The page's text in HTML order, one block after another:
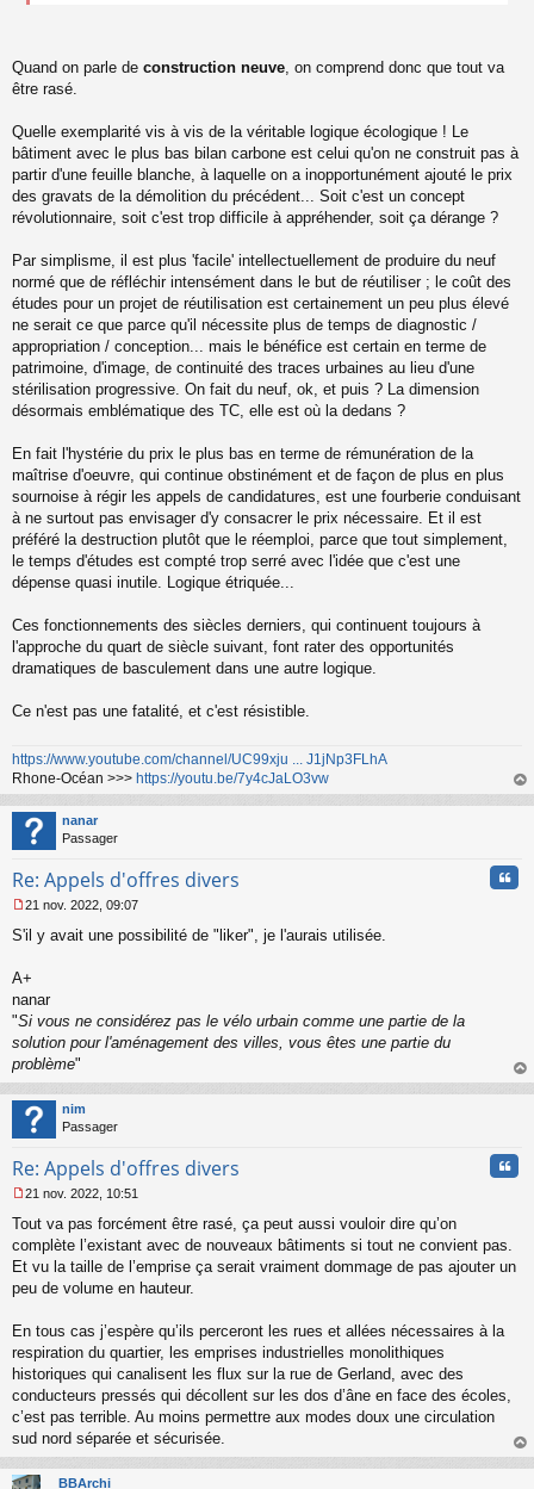
Quand on parle de construction neuve, on comprend donc que tout va
être rasé.
Quelle exemplarité vis à vis de la véritable logique écologique ! Le
bâtiment avec le plus bas bilan carbone est celui qu'on ne construit pas à
partir d'une feuille blanche, à laquelle on a inopportunément ajouté le prix
des gravats de la démolition du précédent... Soit c'est un concept
révolutionnaire, soit c'est trop difficile à appréhender, soit ça dérange ?
Par simplisme, il est plus 'facile' intellectuellement de produire du neuf
normé que de réfléchir intensément dans le but de réutiliser ; le coût des
études pour un projet de réutilisation est certainement un peu plus élevé
ne serait ce que parce qu'il nécessite plus de temps de diagnostic /
appropriation / conception... mais le bénéfice est certain en terme de
patrimoine, d'image, de continuité des traces urbaines au lieu d'une
stérilisation progressive. On fait du neuf, ok, et puis ? La dimension
désormais emblématique des TC, elle est où la dedans ?
En fait l'hystérie du prix le plus bas en terme de rémunération de la
maîtrise d'oeuvre, qui continue obstinément et de façon de plus en plus
sournoise à régir les appels de candidatures, est une fourberie conduisant
à ne surtout pas envisager d'y consacrer le prix nécessaire. Et il est
préféré la destruction plutôt que le réemploi, parce que tout simplement,
le temps d'études est compté trop serré avec l'idée que c'est une
dépense quasi inutile. Logique étriquée...
Ces fonctionnements des siècles derniers, qui continuent toujours à
l'approche du quart de siècle suivant, font rater des opportunités
dramatiques de basculement dans une autre logique.
Ce n'est pas une fatalité, et c'est résistible.
https://www.youtube.com/channel/UC99xju ... J1jNp3FLhA
Rhone-Océan >>> https://youtu.be/7y4cJaLO3vw
au
nanar
Passager
Re: Appels d'offres divers
e
s
g
e
n
o
l
u
21 nov. 2022, 09:07
S'il y avait une possibilité de "liker", je l'aurais utilisée.
A+
nanar
"Si vous ne considérez pas le vélo urbain comme une partie de la
solution pour l'aménagement des villes, vous êtes une partie du
problème"
au
nim
Passager
Re: Appels d'offres divers
e
s
s
g
n
o
n
u
21 nov. 2022, 10:51
Tout va pas forcément être rasé, ça peut aussi vouloir dire qu’on
complète l’existant avec de nouveaux bâtiments si tout ne convient pas.
Et vu la taille de l’emprise ça serait vraiment dommage de pas ajouter un
peu de volume en hauteur.
En tous cas j’espère qu’ils perceront les rues et allées nécessaires à la
respiration du quartier, les emprises industrielles monolithiques
historiques qui canalisent les flux sur la rue de Gerland, avec des
conducteurs pressés qui décollent sur les dos d’âne en face des écoles,
c’est pas terrible. Au moins permettre aux modes doux une circulation
sud nord séparée et sécurisée.
au
BBArchi